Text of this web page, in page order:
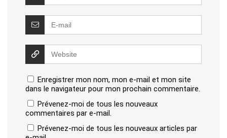
Enregistrer mon nom, mon e-mail et mon site
dans le navigateur pour mon prochain commentaire.
Prévenez-moi de tous les nouveaux
commentaires par e-mail.
Prévenez-moi de tous les nouveaux articles par